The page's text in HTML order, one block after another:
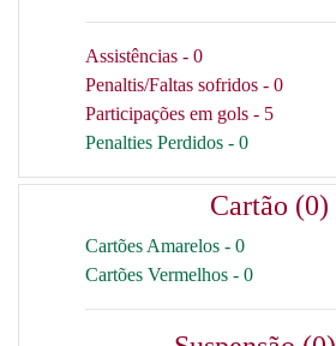
Assistências - 0
Penaltis/Faltas sofridos - 0
Participações em gols - 5
Penalties Perdidos - 0
Cartão (0)
Cartões Amarelos - 0
Cartões Vermelhos - 0